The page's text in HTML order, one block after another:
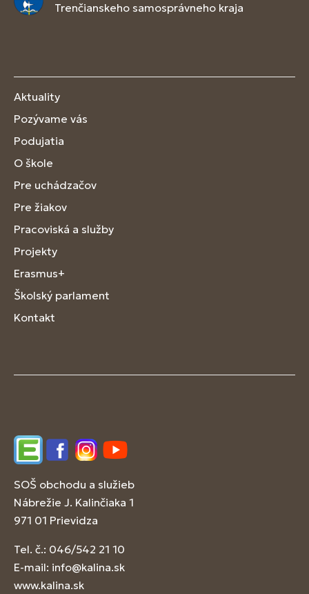
Trenčianskeho samosprávneho kraja
Aktuality
Pozývame vás
Podujatia
O škole
Pre uchádzačov
Pre žiakov
Pracoviská a služby
Projekty
Erasmus+
Školský parlament
Kontakt
EdupageFacebookInstagram
YouTube
SOŠ obchodu a služieb
Nábrežie J. Kalinčiaka 1
971 01 Prievidza
Tel. č.: 046/542 21 10
E-mail: info@kalina.sk
www.kalina.sk